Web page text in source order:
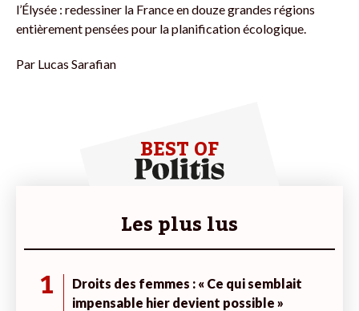
l’Élysée : redessiner la France en douze grandes régions
entièrement pensées pour la planification écologique.
Par Lucas Sarafian
BEST OF
Les plus lus
1
Droits des femmes : « Ce qui semblait
impensable hier devient possible »